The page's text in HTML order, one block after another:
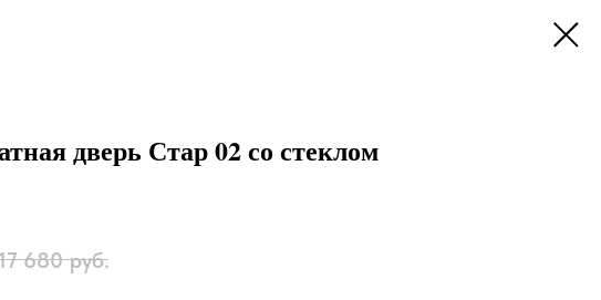
дверь Стар 02 со стеклом
680 руб.